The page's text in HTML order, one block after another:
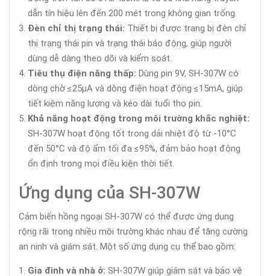
dẫn tín hiệu lên đến 200 mét trong không gian trống.
Đèn chỉ thị trạng thái: Thiết bị được trang bị đèn chỉ
thị trạng thái pin và trạng thái báo động, giúp người
dùng dễ dàng theo dõi và kiểm soát.
Tiêu thụ điện năng thấp: Dùng pin 9V, SH-307W có
dòng chờ ≤25µA và dòng điện hoạt động ≤15mA, giúp
tiết kiệm năng lượng và kéo dài tuổi thọ pin.
Khả năng hoạt động trong môi trường khắc nghiệt:
SH-307W hoạt động tốt trong dải nhiệt độ từ -10°C
đến 50°C và độ ẩm tối đa ≤95%, đảm bảo hoạt động
ổn định trong mọi điều kiện thời tiết.
Ứng dụng của SH-307W
Cảm biến hồng ngoại SH-307W có thể được ứng dụng
rộng rãi trong nhiều môi trường khác nhau để tăng cường
an ninh và giám sát. Một số ứng dụng cụ thể bao gồm:
Gia đình và nhà ở: SH-307W giúp giám sát và bảo vệ